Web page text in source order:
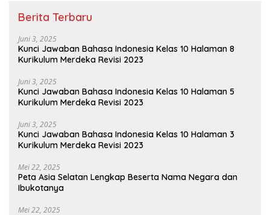
Berita Terbaru
Juni 3, 2025
Kunci Jawaban Bahasa Indonesia Kelas 10 Halaman 8
Kurikulum Merdeka Revisi 2023
Juni 3, 2025
Kunci Jawaban Bahasa Indonesia Kelas 10 Halaman 5
Kurikulum Merdeka Revisi 2023
Juni 3, 2025
Kunci Jawaban Bahasa Indonesia Kelas 10 Halaman 3
Kurikulum Merdeka Revisi 2023
Mei 22, 2025
Peta Asia Selatan Lengkap Beserta Nama Negara dan
Ibukotanya
Mei 22, 2025